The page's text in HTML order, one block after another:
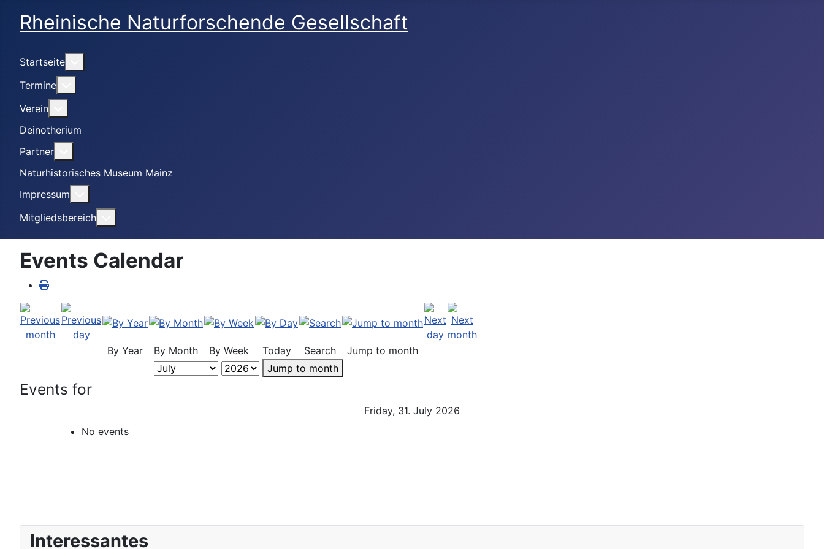
Rheinische Naturforschende Gesellschaft
Startseite
Termine
Verein
Deinotherium
Partner
Naturhistorisches Museum Mainz
Impressum
Mitgliedsbereich
Events Calendar
By Year By Month By Week Today Search
Jump to month
Jump to month
Events for
Friday, 31. July 2026
No events
Interessantes